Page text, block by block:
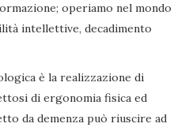
operiamo nel mondo
intellettive, decadimento
è la realizzazione di
di ergonomia fisica ed
da demenza può riuscire ad